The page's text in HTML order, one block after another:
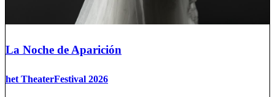
La Noche de Aparición
het TheaterFestival 2026